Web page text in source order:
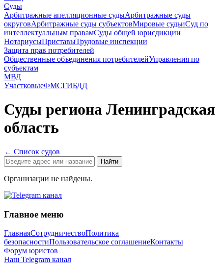
Суды
Арбитражные апелляционные судыАрбитражные суды
округовАрбитражные суды субъектовМировые судьиСуд по
интеллектуальным правамСуды общей юрисдикции
НотариусыПриставыТрудовые инспекции
Защита прав потребителей
Общественные объединения потребителейУправления по
субъектам
МВД
УчастковыеФМСГИБДД
Суды региона Ленинградская
область
← Список судов
Найти
Организации не найдены.
Главное меню
ГлавнаяСотрудничествоПолитика
безопасностиПользовательское соглашениеКонтакты
Форум юристов
Наш Telegram канал